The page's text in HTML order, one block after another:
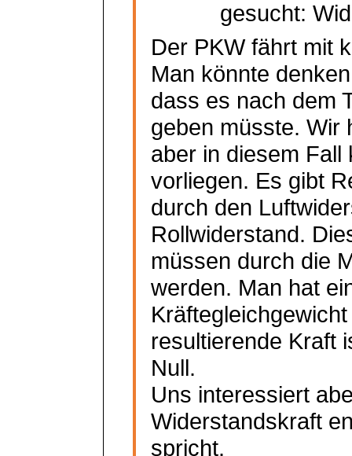
gesucht:
Der PKW fährt mit
Man könnte
dass es nach dem
geben müsste. Wir
aber in diesem Fall
vorliegen. Es gibt
durch den
Rollwiderstand.
müssen durch die
werden. Man hat
resultierende Kraft
Null.
Uns interessiert
Widerstandskraft
spricht.